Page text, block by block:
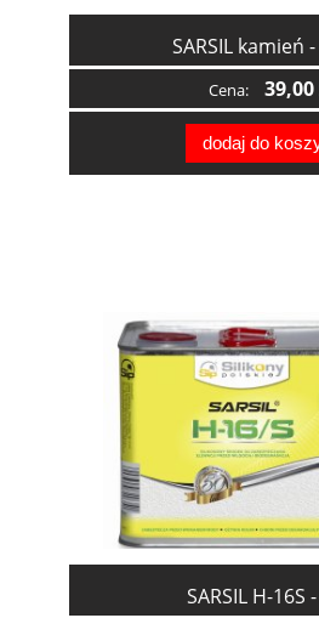
SARSIL kamień
Cena: 39,00
dodaj do
SARSIL H-16S